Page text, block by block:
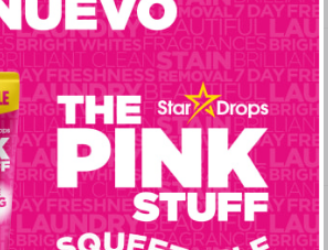
Cereal de quinoa y canela 200 gramos
Marca Wipala
CJ x12
WIPALA
sku:10020004
Harina de coco 454 gramos Marca
Karay